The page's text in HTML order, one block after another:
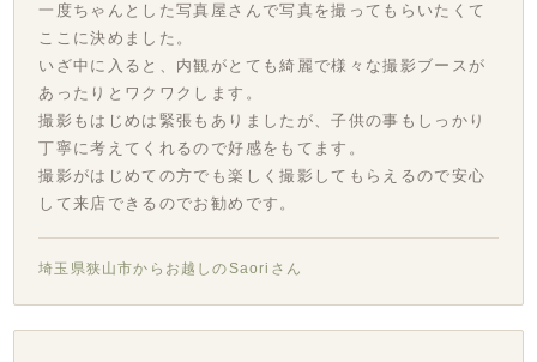
一度ちゃんとした写真屋さんで写真を撮ってもらいたくて
ここに決めました。
いざ中に入ると、内観がとても綺麗で様々な撮影ブースが
あったりとワクワクします。
撮影もはじめは緊張もありましたが、子供の事もしっかり
丁寧に考えてくれるので好感をもてます。
撮影がはじめての方でも楽しく撮影してもらえるので安心
して来店できるのでお勧めです。
埼玉県狭山市からお越しのSaoriさん